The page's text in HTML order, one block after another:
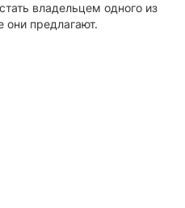
владельцем одного из
предлагают.